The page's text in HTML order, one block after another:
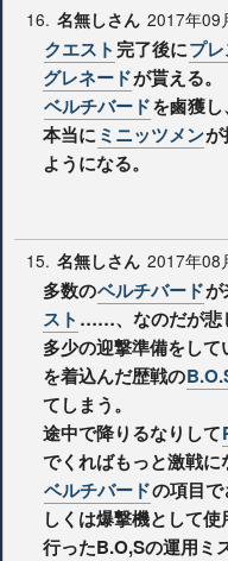
16. 名無しさん 2017年09
クエスト 完了後にプ
グレネードが貰える。
ベルチバードを鹵獲し
本当にミニッツメンが
ようになる。
15. 名無しさん 2017年08
多数のベルチバードが
スト ……、なのだが悲
多少の迎撃準備をして
を着込んだ歴戦の
てしまう。
途中で降りるなりして
でくればもっと激戦
ベルチバードの項目
しくは爆撃機として
行ったB.O,Sの運用ミ